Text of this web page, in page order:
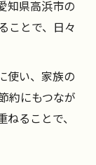
夫とは
践法
ント
集
知県高浜市の
ことで、日々
使い、家族の
約にもつなが
ることで、